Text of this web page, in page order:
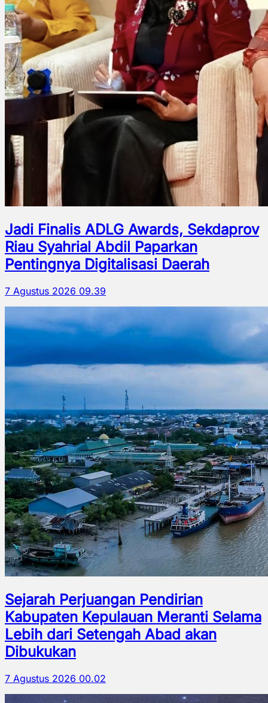
Jadi Finalis ADLG Awards, Sekdaprov
Riau Syahrial Abdil Paparkan
Pentingnya Digitalisasi Daerah
7 Agustus 2026 09.39
Sejarah Perjuangan Pendirian
Kabupaten Kepulauan Meranti Selama
Lebih dari Setengah Abad akan
Dibukukan
7 Agustus 2026 00.02